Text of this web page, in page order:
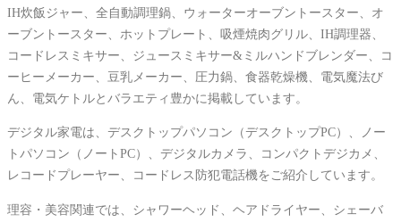
IH炊飯ジャー、全自動調理鍋、ウォーターオーブントースター、オ
ーブントースター、ホットプレート、吸煙焼肉グリル、IH調理器、
コードレスミキサー、ジュースミキサー&ミルハンドブレンダー、コ
ーヒーメーカー、豆乳メーカー、圧力鍋、食器乾燥機、電気魔法び
ん、電気ケトルとバラエティ豊かに掲載しています。
デジタル家電は、デスクトップパソコン（デスクトップPC）、ノー
トパソコン（ノートPC）、デジタルカメラ、コンパクトデジカメ、
レコードプレーヤー、コードレス防犯電話機をご紹介しています。
理容・美容関連では、シャワーヘッド、ヘアドライヤー、シェーバ